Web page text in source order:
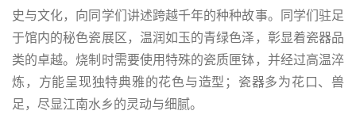
史与文化，向同学们讲述跨越千年的种种故事。同学们驻足
于馆内的秘色瓷展区，温润如玉的青绿色泽，彰显着瓷器品
类的卓越。烧制时需要使用特殊的瓷质匣钵，并经过高温淬
炼，方能呈现独特典雅的花色与造型；瓷器多为花口、兽
足，尽显江南水乡的灵动与细腻。